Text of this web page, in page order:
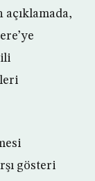
gösteri